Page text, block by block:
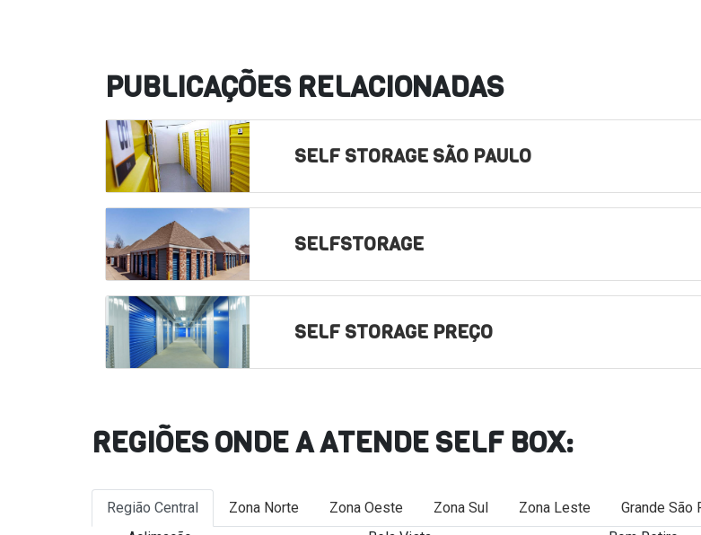
PUBLICAÇÕES RELACIONADAS
SELF STORAGE SÃO PAULO
SELFSTORAGE
SELF STORAGE PREÇO
REGIÕES ONDE A ATENDE SELF BOX:
Região Central Zona Norte Zona Oeste Zona Sul Zona Leste Grande São